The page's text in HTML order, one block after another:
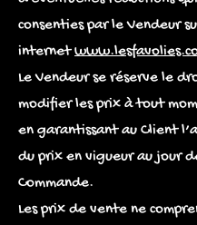
consenties par le Vendeur
internet
Le Vendeur se réserve le
modifier les prix à tout
en garantissant au Client
du prix en vigueur au jour
Commande.
Les prix de vente ne